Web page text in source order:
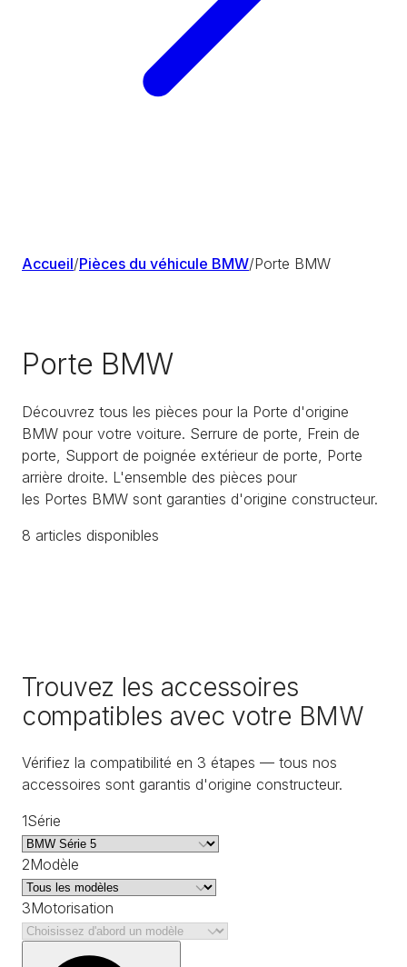
Accueil/Pièces du véhicule BMW/Porte BMW
Porte BMW
Découvrez tous les pièces pour la Porte d'origine
BMW pour votre voiture. Serrure de porte, Frein de
porte, Support de poignée extérieur de porte, Porte
arrière droite. L'ensemble des pièces pour
les Portes BMW sont garanties d'origine constructeur.
8 articles disponibles
Trouvez les accessoires
compatibles avec votre BMW
Vérifiez la compatibilité en 3 étapes — tous nos
accessoires sont garantis d'origine constructeur.
1Série
2Modèle
3Motorisation